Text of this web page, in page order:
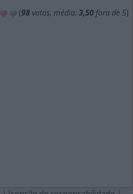
(98 votos, média: 3,50 fora de 5)